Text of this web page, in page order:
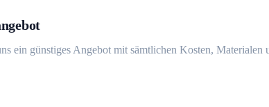
ein günstiges Angebot mit sämtlichen Kosten, Materialen